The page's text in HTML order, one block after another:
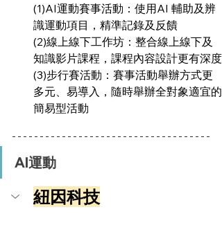
(1)AI運動賽事活動：使用AI 輔助及辨
識運動項目，精準記錄及反饋
(2)線上線下工作坊：整合線上線下及
知識影片課程，課程內容設計更有深度
(3)步行賽活動：賽事活動舉辦方式更
多元、易導入，隨時舉辦全對象適宜的
簡易型活動
AI運動
紐因科技